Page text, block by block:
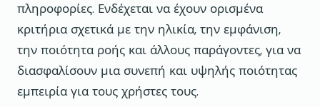
πληροφορίες. Ενδέχεται να έχουν ορισμένα
κριτήρια σχετικά με την ηλικία, την εμφάνιση,
την ποιότητα ροής και άλλους παράγοντες, για να
διασφαλίσουν μια συνεπή και υψηλής ποιότητας
εμπειρία για τους χρήστες τους.